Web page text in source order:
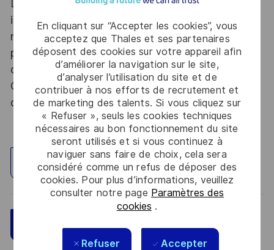
En cliquant sur “Accepter les cookies”, vous
acceptez que Thales et ses partenaires
déposent des cookies sur votre appareil afin
d’améliorer la navigation sur le site,
d’analyser l’utilisation du site et de
contribuer à nos efforts de recrutement et
de marketing des talents. Si vous cliquez sur
« Refuser », seuls les cookies techniques
nécessaires au bon fonctionnement du site
seront utilisés et si vous continuez à
naviguer sans faire de choix, cela sera
considéré comme un refus de déposer des
cookies. Pour plus d’informations, veuillez
consulter notre page Paramètres des
cookies .
Refuser Accepter
Le poste pouvant nécessiter d'accéder à des
informations relevant du secret de la défense
nationale, la personne retenue fera l'objet d'une
procédure d’habilitation, conformément aux
dispositions des articles R.2311-1 et suivants du
Code de la défense et de l’IGI 1300 SGDSN/PSE
du 09 août 2021.
Explorez un site